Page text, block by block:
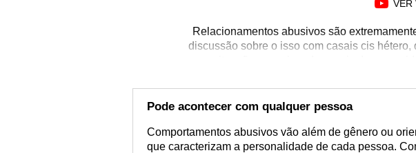
VER
Relacionamentos abusivos são
discussão sobre o isso com casais cis
mas situações envolvendo casais da
não vai bem são: ciúmes, chantagens,
casais cis heterossexuais. Você já passou,
Pode acontecer com qualquer pessoa
Comportamentos abusivos vão além de gênero ou
que caracterizam a personalidade de cada pessoa.